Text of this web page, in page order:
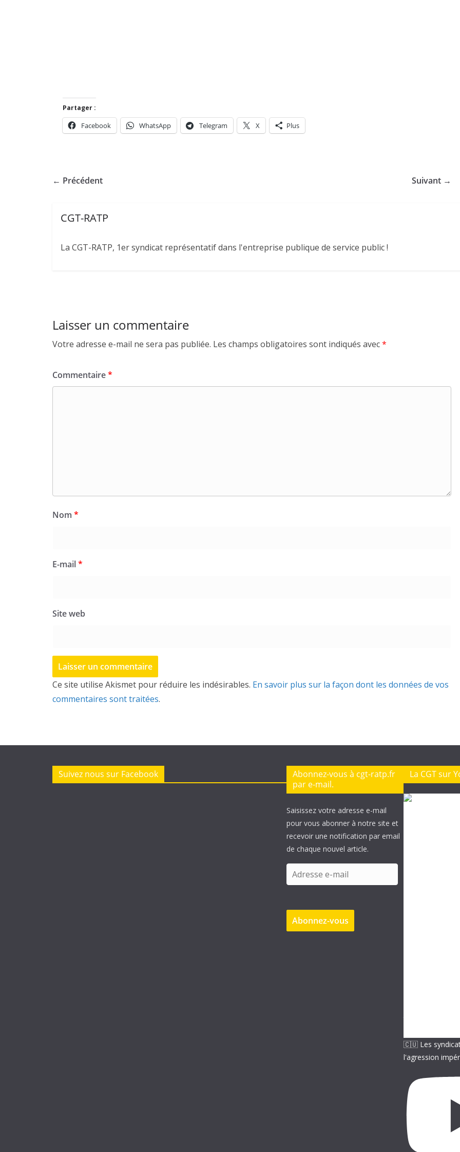
Partager :
Facebook WhatsApp Telegram X Plus
← Précédent Suivant →
CGT-RATP
La CGT-RATP, 1er syndicat représentatif dans l'entreprise publique de service public !
Laisser un commentaire
Votre adresse e-mail ne sera pas publiée. Les champs obligatoires sont indiqués avec*
Commentaire*
Nom *
E-mail*
Site web
Ce site utilise Akismet pour réduire les indésirables. En savoir plus sur la façon dont les données de vos
commentaires sont traitées.
Suivez nous sur Facebook
Abonnez-vous à cgt-ratp.fr
par e-mail.
Saisissez votre adresse e-mail
pour vous abonner à notre site et
recevoir une notification par email
de chaque nouvel article.
d
e
s
Abonnez-vous
La CGT sur
🇨🇺 Les
l'agression